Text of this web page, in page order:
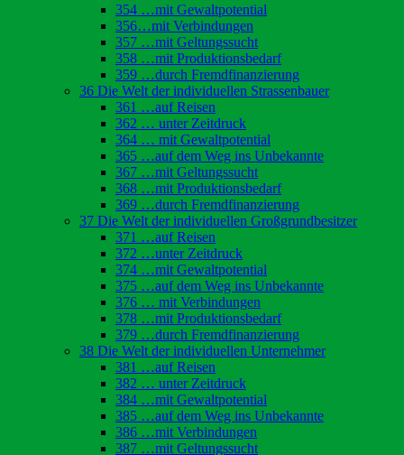
354 …mit Gewaltpotential
356…mit Verbindungen
357 …mit Geltungssucht
358 …mit Produktionsbedarf
359 …durch Fremdfinanzierung
36 Die Welt der individuellen Strassenbauer
361 …auf Reisen
362 … unter Zeitdruck
364 … mit Gewaltpotential
365 …auf dem Weg ins Unbekannte
367 …mit Geltungssucht
368 …mit Produktionsbedarf
369 …durch Fremdfinanzierung
37 Die Welt der individuellen Großgrundbesitzer
371 …auf Reisen
372 …unter Zeitdruck
374 …mit Gewaltpotential
375 …auf dem Weg ins Unbekannte
376 … mit Verbindungen
378 …mit Produktionsbedarf
379 …durch Fremdfinanzierung
38 Die Welt der individuellen Unternehmer
381 …auf Reisen
382 … unter Zeitdruck
384 …mit Gewaltpotential
385 …auf dem Weg ins Unbekannte
386 …mit Verbindungen
387 …mit Geltungssucht